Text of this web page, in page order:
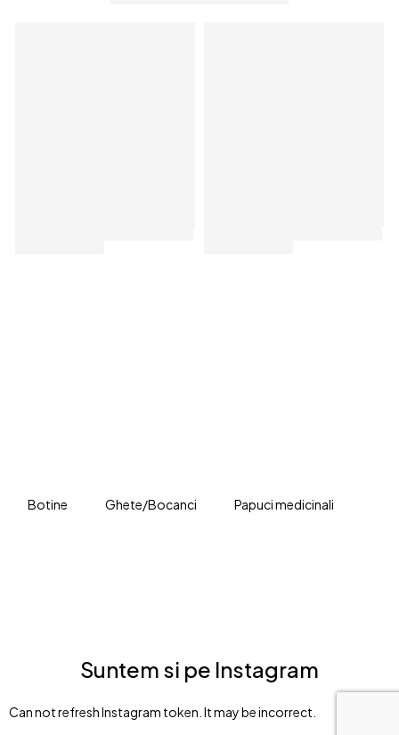
Botine Ghete/Bocanci Papuci medicinali
Suntem si pe Instagram
Can not refresh Instagram token. It may be incorrect.